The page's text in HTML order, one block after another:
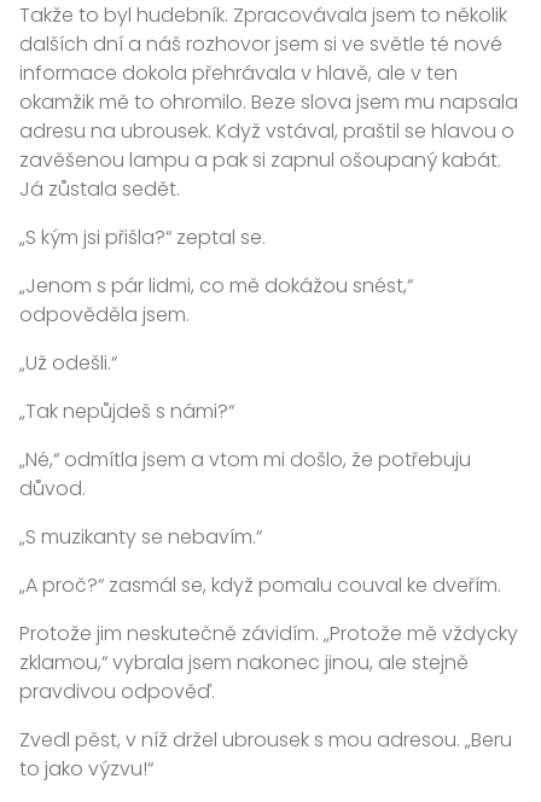
Takže to byl hudebník. Zpracovávala jsem to několik
dalších dní a náš rozhovor jsem si ve světle té nové
informace dokola přehrávala v hlavě, ale v ten
okamžik mě to ohromilo. Beze slova jsem mu napsala
adresu na ubrousek. Když vstával, praštil se hlavou o
zavěšenou lampu a pak si zapnul ošoupaný kabát.
Já zůstala sedět.
„S kým jsi přišla?“ zeptal se.
„Jenom s pár lidmi, co mě dokážou snést,“
odpověděla jsem.
„Už odešli.“
„Tak nepůjdeš s námi?“
„Né,“ odmítla jsem a vtom mi došlo, že potřebuju
důvod.
„S muzikanty se nebavím.“
„A proč?“ zasmál se, když pomalu couval ke dveřím.
Protože jim neskutečně závidím. „Protože mě vždycky
zklamou,“ vybrala jsem nakonec jinou, ale stejně
pravdivou odpověď.
Zvedl pěst, v níž držel ubrousek s mou adresou. „Beru
to jako výzvu!“